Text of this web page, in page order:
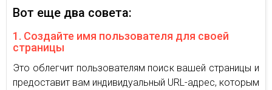
Вот еще два совета:
1. Создайте имя пользователя для своей
страницы
Это облегчит пользователям поиск вашей страницы и
предоставит вам индивидуальный URL-адрес, которым